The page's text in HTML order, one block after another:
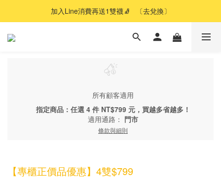
加入Line消費再送1雙襪🧦   〔去兌換〕
所有顧客適用
指定商品：任選 4 件 NT$799 元，買越多省越多！
適用通路： 門市
條款與細則
【專櫃正價品優惠】4雙$799